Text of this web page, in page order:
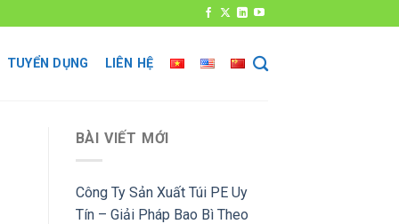
TUYỂN DỤNG LIÊN HỆ
BÀI VIẾT MỚI
Công Ty Sản Xuất Túi PE Uy
Tín – Giải Pháp Bao Bì Theo